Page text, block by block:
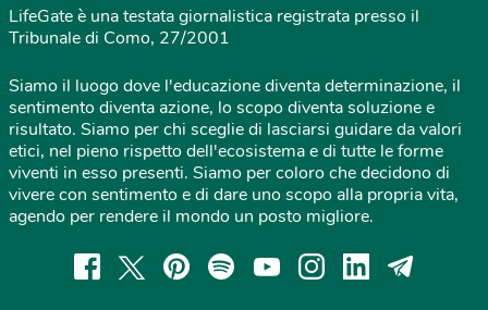
LifeGate è una testata giornalistica registrata presso il
Tribunale di Como, 27/2001
Siamo il luogo dove l'educazione diventa determinazione, il
sentimento diventa azione, lo scopo diventa soluzione e
risultato. Siamo per chi sceglie di lasciarsi guidare da valori
etici, nel pieno rispetto dell'ecosistema e di tutte le forme
viventi in esso presenti. Siamo per coloro che decidono di
vivere con sentimento e di dare uno scopo alla propria vita,
agendo per rendere il mondo un posto migliore.